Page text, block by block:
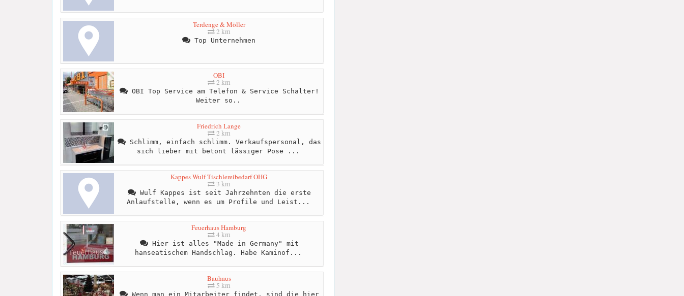
Terdenge & Möller
2 km
Top Unternehmen
OBI
2 km
OBI Top Service am Telefon & Service Schalter!
Weiter so..
Friedrich Lange
2 km
Schlimm, einfach schlimm. Verkaufspersonal, das
sich lieber mit betont lässiger Pose ...
Kappes Wulf Tischlereibedarf OHG
3 km
Wulf Kappes ist seit Jahrzehnten die erste
Anlaufstelle, wenn es um Profile und Leist...
Feuerhaus Hamburg
4 km
Hier ist alles "Made in Germany" mit
hanseatischem Handschlag. Habe Kaminof...
Bauhaus
5 km
Wenn man ein Mitarbeiter findet, sind die hier